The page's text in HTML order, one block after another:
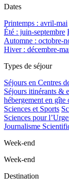
Dates
Printemps : avril-mai
Été : juin-septembre
Automne : octobre-
Hiver : décembre-
Types de séjour
Séjours en Centres
Séjours itinérants &
hébergement en gîte
Sciences et Sports
Sciences pour
Journalisme
Week-end
Week-end
Destination